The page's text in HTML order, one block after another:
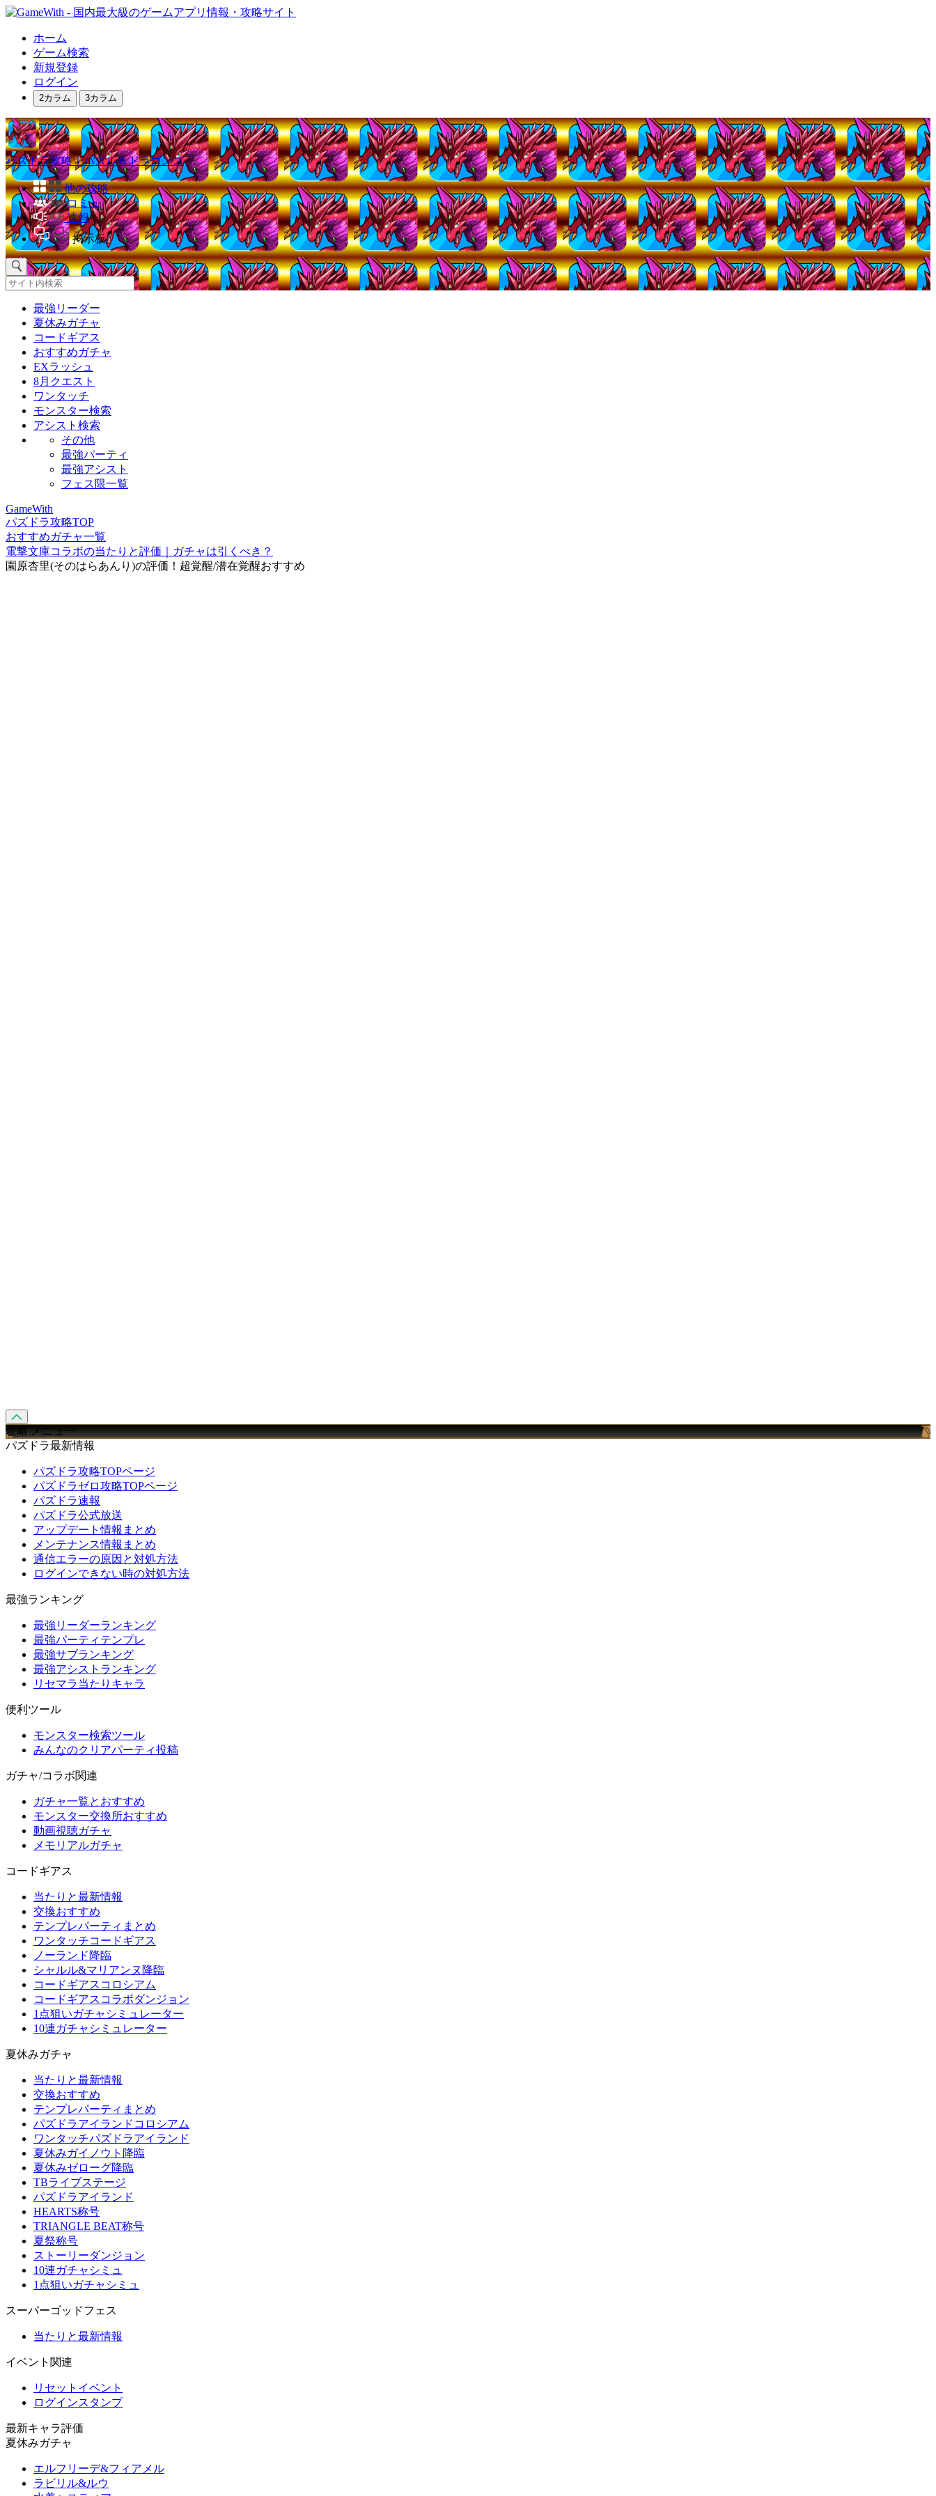
ホーム
ゲーム検索
新規登録
ログイン
2カラム 3カラム
パズドラ攻略｜パズル＆ドラゴンズ
他の攻略
コミュ
速報
掲示板
最強リーダー
夏休みガチャ
コードギアス
おすすめガチャ
EXラッシュ
8月クエスト
ワンタッチ
モンスター検索
アシスト検索
その他
最強パーティ
最強アシスト
フェス限一覧
GameWith
パズドラ攻略TOP
おすすめガチャ一覧
電撃文庫コラボの当たりと評価｜ガチャは引くべき？
園原杏里(そのはらあんり)の評価！超覚醒/潜在覚醒おすすめ
攻略 メニュー
パズドラ最新情報
パズドラ攻略TOPページ
パズドラゼロ攻略TOPページ
パズドラ速報
パズドラ公式放送
アップデート情報まとめ
メンテナンス情報まとめ
通信エラーの原因と対処方法
ログインできない時の対処方法
最強ランキング
最強リーダーランキング
最強パーティテンプレ
最強サブランキング
最強アシストランキング
リセマラ当たりキャラ
便利ツール
モンスター検索ツール
みんなのクリアパーティ投稿
ガチャ/コラボ関連
ガチャ一覧とおすすめ
モンスター交換所おすすめ
動画視聴ガチャ
メモリアルガチャ
コードギアス
当たりと最新情報
交換おすすめ
テンプレパーティまとめ
ワンタッチコードギアス
ノーランド降臨
シャルル&マリアンヌ降臨
コードギアスコロシアム
コードギアスコラボダンジョン
1点狙いガチャシミュレーター
10連ガチャシミュレーター
夏休みガチャ
当たりと最新情報
交換おすすめ
テンプレパーティまとめ
パズドラアイランドコロシアム
ワンタッチパズドラアイランド
夏休みガイノウト降臨
夏休みゼローグ降臨
TBライブステージ
パズドラアイランド
HEARTS称号
TRIANGLE BEAT称号
夏祭称号
ストーリーダンジョン
10連ガチャシミュ
1点狙いガチャシミュ
スーパーゴッドフェス
当たりと最新情報
イベント関連
リセットイベント
ログインスタンプ
最新キャラ評価
夏休みガチャ
エルフリーデ&フィアメル
ラビリル&ルウ